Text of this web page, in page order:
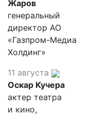
Жаров
генеральный
директор АО
«Газпром-Медиа
Холдинг»
11 августа
Оскар Кучера
актер театра
и кино,